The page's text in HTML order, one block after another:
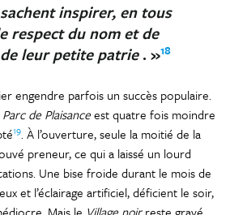
inspirer, en tous
respect du nom et de
leur petite patrie. »18
engendre parfois un succès populaire.
Parc de Plaisanceest quatre fois moindre
19. À l’ouverture, seule la moitié de la
preneur, ce qui a laissé un lourd
Une bise froide durant le mois de
et l’éclairage artificiel, déficient le soir,